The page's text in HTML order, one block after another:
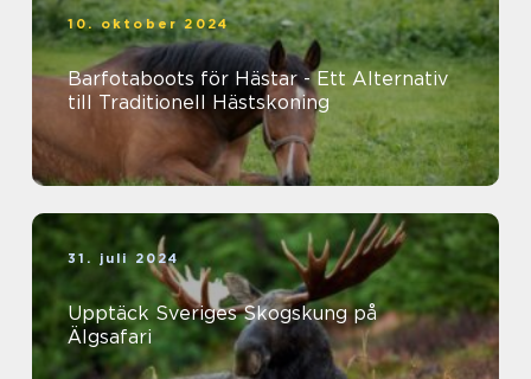
10. oktober 2024
Barfotaboots för Hästar - Ett Alternativ
till Traditionell Hästskoning
31. juli 2024
Upptäck Sveriges Skogskung på
Älgsafari